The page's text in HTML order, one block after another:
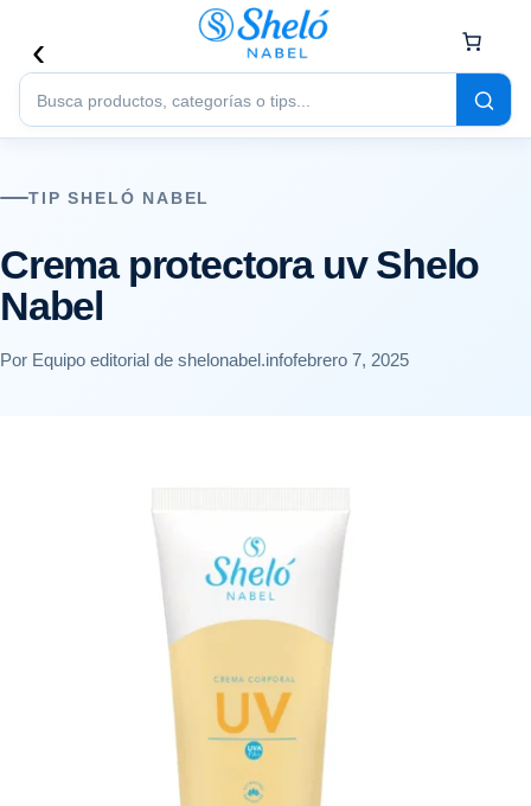
Buscar
productos
TIP SHELÓ NABEL
Crema protectora uv Shelo
Nabel
Por Equipo editorial de shelonabel.infofebrero 7, 2025